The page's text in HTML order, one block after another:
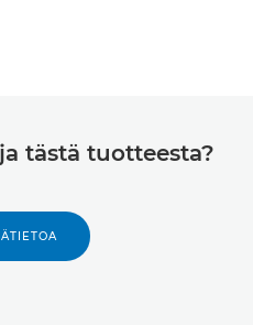
tästä tuotteesta?